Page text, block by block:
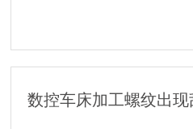
数控车床加工螺纹出现